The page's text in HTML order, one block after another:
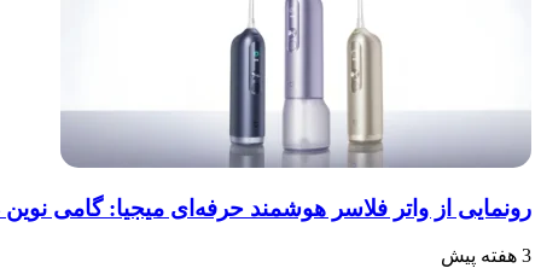
رونمایی از واتر فلاسر هوشمند حرفه‌ای میجیا: گامی
3 هفته پیش